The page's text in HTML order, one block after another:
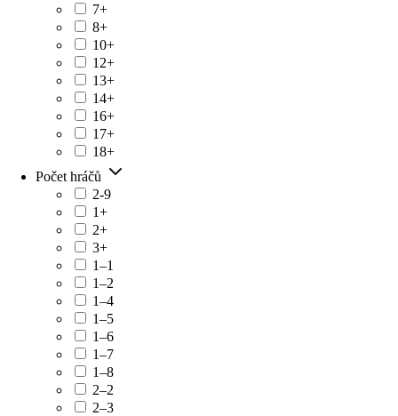
7+
8+
10+
12+
13+
14+
16+
17+
18+
Počet hráčů
2-9
1+
2+
3+
1–1
1–2
1–4
1–5
1–6
1–7
1–8
2–2
2–3